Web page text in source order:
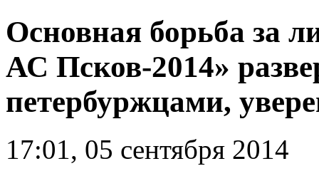
Основная борьба за
АС Псков-2014»
петербуржцами,
17:01, 05 сентября 2014